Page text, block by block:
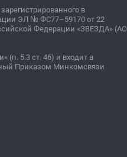
в
ЭЛ № ФС77–59170 от 22
Федерации «ЗВЕЗДА» (АО
(п. 5.3 ст. 46) и входит в
Приказом Минкомсвязи